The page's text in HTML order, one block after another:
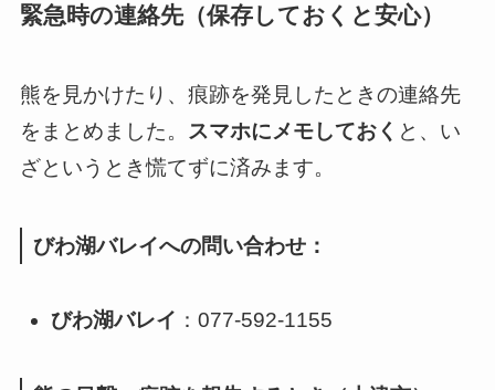
緊急時の連絡先（保存しておくと安心）
熊を見かけたり、痕跡を発見したときの連絡先
をまとめました。 スマホにメモしておく と、い
ざというとき慌てずに済みます。
びわ湖バレイへの問い合わせ：
びわ湖バレイ ：077-592-1155